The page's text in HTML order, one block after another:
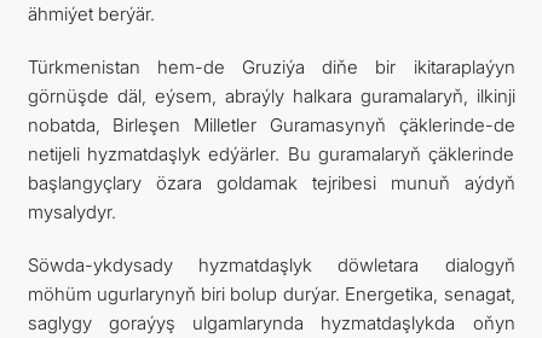
ähmiýet berýär.
Türkmenistan hem-de Gruziýa diňe bir ikitaraplaýyn
görnüşde däl, eýsem, abraýly halkara guramalaryň, ilkinji
nobatda, Birleşen Milletler Guramasynyň çäklerinde-de
netijeli hyzmatdaşlyk edýärler. Bu guramalaryň çäklerinde
başlangyçlary özara goldamak tejribesi munuň aýdyň
mysalydyr.
Söwda-ykdysady hyzmatdaşlyk döwletara dialogyň
möhüm ugurlarynyň biri bolup durýar. Energetika, senagat,
saglygy goraýyş ulgamlarynda hyzmatdaşlykda oňyn